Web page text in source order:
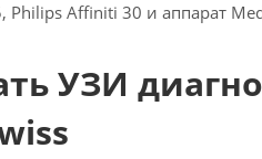
Philips Affiniti 30 и аппарат
УЗИ